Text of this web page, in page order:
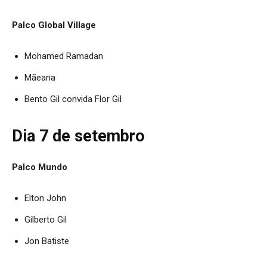
Palco Global Village
Mohamed Ramadan
Mãeana
Bento Gil convida Flor Gil
Dia 7 de setembro
Palco Mundo
Elton John
Gilberto Gil
Jon Batiste